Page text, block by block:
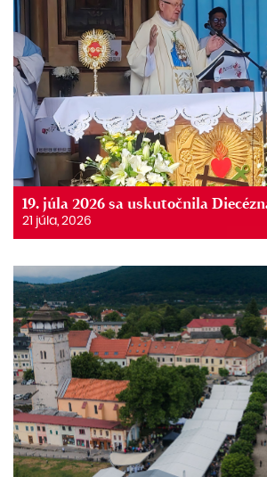
19. júla 2026 sa uskutočnila
21 júla, 2026